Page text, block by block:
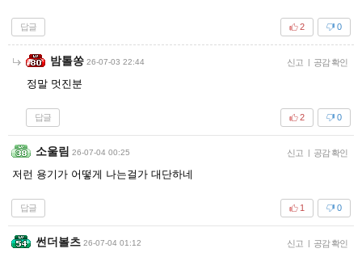
답글 0
2
밤톨쏭 26-07-03 22:44 신고 | 공감 확인
정말 멋진분
답글 0
2
소울림 26-07-04 00:25 신고 | 공감 확인
저런 용기가 어떻게 나는걸가 대단하네
답글 0
1
썬더볼츠 26-07-04 01:12 신고 | 공감 확인